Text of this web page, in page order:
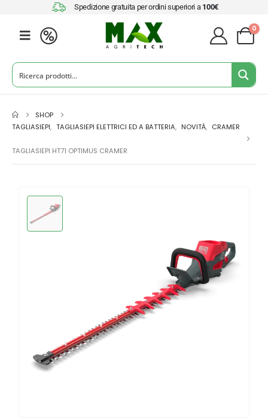
Spedizione gratuita per ordini superiori a 100€
0
SHOP
TAGLIASIEPI, TAGLIASIEPI ELETTRICI ED A BATTERIA, NOVITÀ, CRAMER
TAGLIASIEPI HT71 OPTIMUS CRAMER